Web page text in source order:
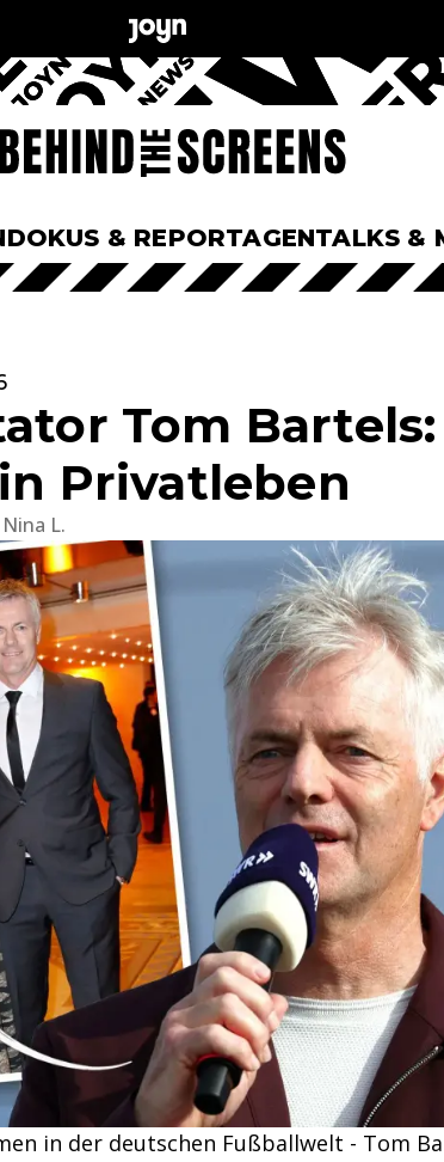
DOKUS & REPORTAGENTALKS &
Tom
Privatleben
Nina L.
in der deutschen Fußballwelt - Tom